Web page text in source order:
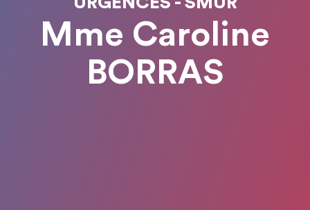
Mme Caroline
BORRAS